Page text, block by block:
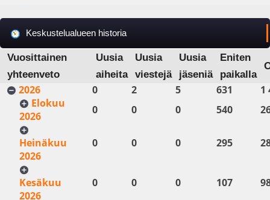
Keskustelualueen historia
Vuosittainen
yhteenveto
Uusia
aiheita
Uusia
viestejä
Uusia
jäseniä
Eniten
paikalla
2026 0 2 5 631
1
Elokuu
2026
0 0 0 540
Heinäkuu
2026
0 0 0 295
Kesäkuu
2026
0 0 0 107